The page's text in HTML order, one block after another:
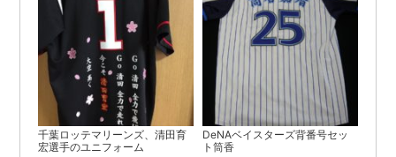
千葉ロッテマリーンズ、清田育
宏選手のユニフォーム
DeNAベイスターズ背番号セッ
ト筒香